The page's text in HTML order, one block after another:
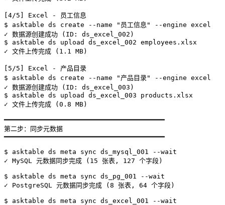
[4/5] Excel - 员工信息
$ asktable ds create --name "员工信息" --engine excel
✓ 数据源创建成功 (ID: ds_excel_002)
$ asktable ds upload ds_excel_002 employees.xlsx
✓ 文件上传完成 (1.1 MB)
[5/5] Excel - 产品目录
$ asktable ds create --name "产品目录" --engine excel
✓ 数据源创建成功 (ID: ds_excel_003)
$ asktable ds upload ds_excel_003 products.xlsx
✓ 文件上传完成 (0.8 MB)
━━━━━━━━━━━━━━━━━━━━━━━━━━━━━━━━━━━━━━━━
第二步：同步元数据
━━━━━━━━━━━━━━━━━━━━━━━━━━━━━━━━━━━━━━━━
$ asktable ds meta sync ds_mysql_001 --wait
✓ MySQL 元数据同步完成 (15 张表, 127 个字段)
$ asktable ds meta sync ds_pg_001 --wait
✓ PostgreSQL 元数据同步完成 (8 张表, 64 个字段)
$ asktable ds meta sync ds_excel_001 --wait